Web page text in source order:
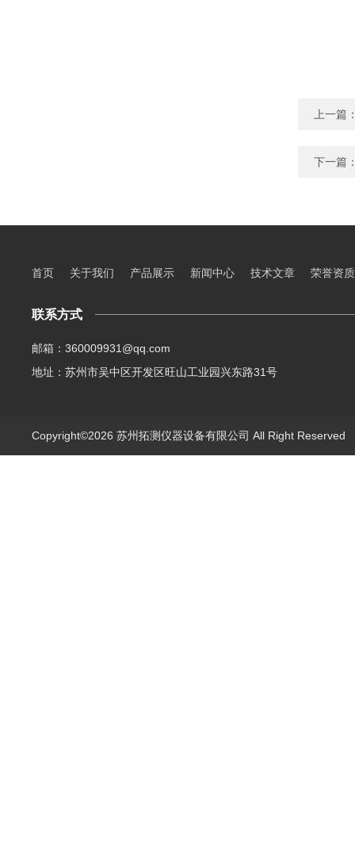
上一篇
下一篇
首页 关于我们 产品展示 新闻中心 技术文章 荣誉资质
联系方式
邮箱：360009931@qq.com
地址：苏州市吴中区开发区旺山工业园兴东路31号
Copyright©2026 苏州拓测仪器设备有限公司 All Right